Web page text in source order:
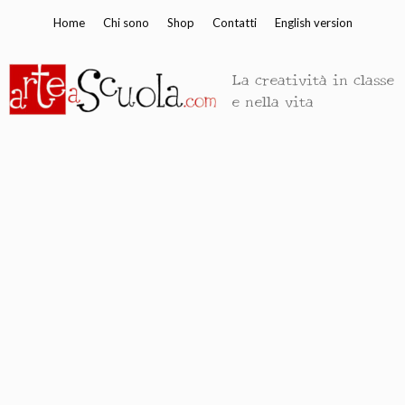
contenuto
Home Chi sono Shop Contatti English version
La creatività in classe
e nella vita